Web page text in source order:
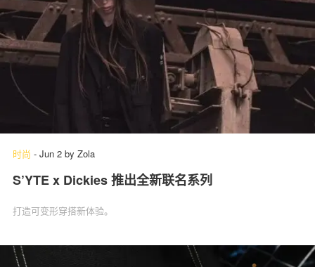
时尚 - Jun 2 by Zola
S’YTE x Dickies 推出全新联名系列
打造可变形穿搭新体验。